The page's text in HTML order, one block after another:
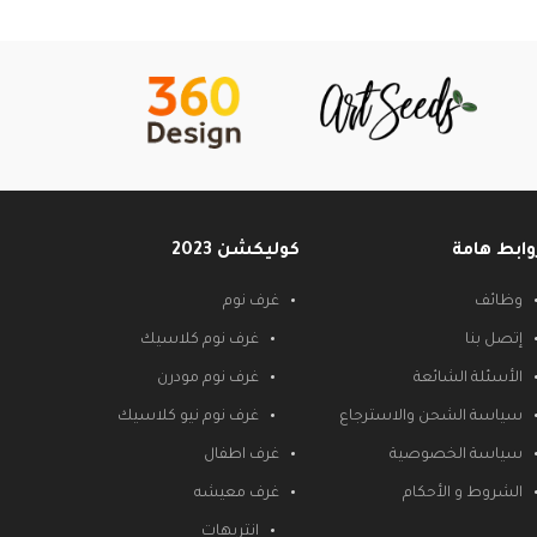
هامة
وظائف
إتصل بنا
الأسئلة الشائعة
سياسة الشحن والاسترجاع
سياسة الخصوصية
الشروط و الأحكام
كوليكشن 2023
غرف نوم
غرف نوم كلاسيك
غرف نوم مودرن
غرف نوم نيو كلاسيك
غرف اطفال
غرف معيشه
انتريهات